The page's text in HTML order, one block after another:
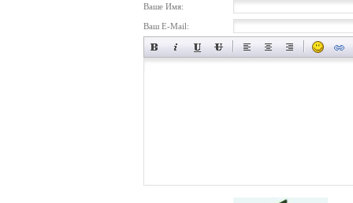
Ваше Имя:
Ваш E-Mail: